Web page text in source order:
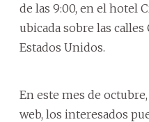
de las 9:00, en el hotel
ubicada sobre las calles
Estados Unidos.
En este mes de
web, los interesados